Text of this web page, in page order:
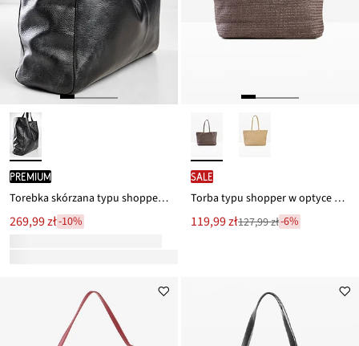
PREMIUM
Torebka skórzana typu shopper XXL
269,99 zł-10%
SALE
Torba typu shopper w optyce plecionki
Nowa
cena
119,99 zł
Przeceniono127,99 zł-6%